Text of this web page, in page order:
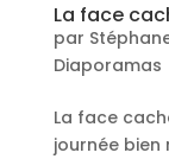
La face
par
Diaporamas
La face
journée bien